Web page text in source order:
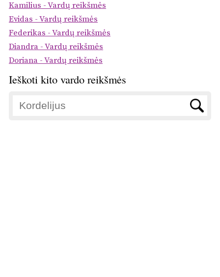
Kamilius - Vardų reikšmės
Evidas - Vardų reikšmės
Federikas - Vardų reikšmės
Diandra - Vardų reikšmės
Doriana - Vardų reikšmės
Ieškoti kito vardo reikšmės